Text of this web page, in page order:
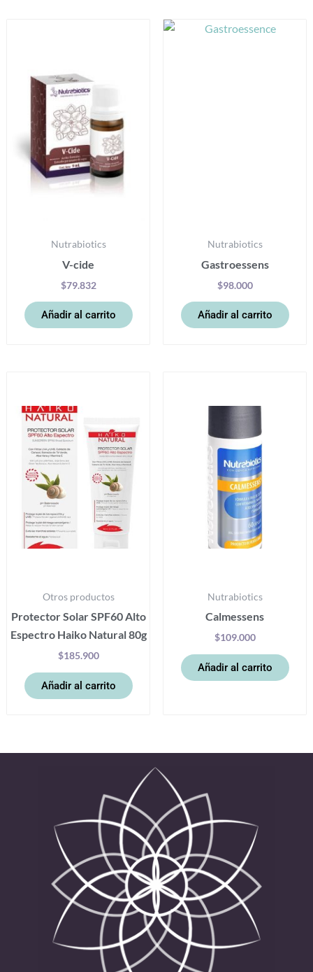
Nutrabiotics
V-cide
$79.832
Añadir al carrito
Nutrabiotics
Gastroessens
$98.000
Añadir al carrito
Otros productos
Protector Solar SPF60 Alto
Espectro Haiko Natural 80g
$185.900
Añadir al carrito
Nutrabiotics
Calmessens
$109.000
Añadir al carrito